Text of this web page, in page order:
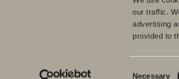
our traffic.
advertising
provided to
Necessary
Meiltä löydät kaiken kerralla
kylpyhuoneeseen.
Kylpyhuonekalusteista, pesualtaista ja